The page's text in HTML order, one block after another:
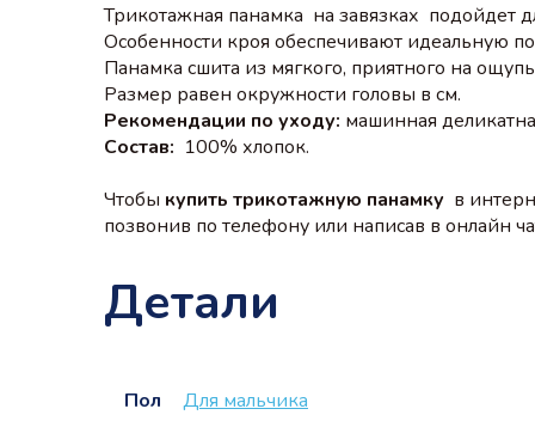
Трикотажная панамка на завязках подойдет
Особенности кроя обеспечивают идеальную
Панамка сшита из мягкого, приятного на
Размер равен окружности головы в см.
Рекомендации по уходу: машинная
Состав: 100% хлопок.
Чтобы купить трикотажную панамку в
позвонив по телефону или написав в онлайн
Детали
Пол Для мальчика